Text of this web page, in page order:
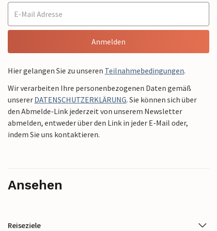
Anmelden
Hier gelangen Sie zu unseren Teilnahmebedingungen.
Wir verarbeiten Ihre personenbezogenen Daten gemäß
unserer DATENSCHUTZERKLÄRUNG. Sie können sich über
den Abmelde-Link jederzeit von unserem Newsletter
abmelden, entweder über den Link in jeder E-Mail oder,
indem Sie uns kontaktieren.
Ansehen
Reiseziele